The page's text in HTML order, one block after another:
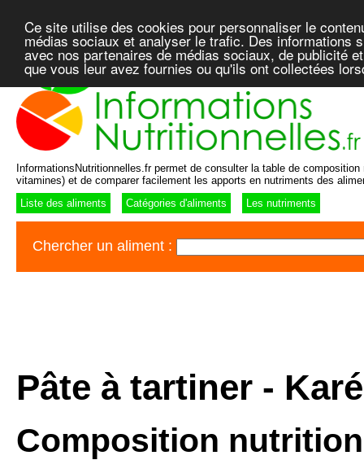
Ce site utilise des cookies pour personnaliser le
médias sociaux et analyser le trafic. Des informations
avec nos partenaires de médias sociaux, de publicité
que vous leur avez fournies ou qu'ils ont collectées
InformationsNutritionnelles.fr permet de consulter la table de
vitamines) et de comparer facilement les apports en nutriments des
Liste des aliments
Catégories d'aliments Les nutriments
Chercher un aliment :
Pâte à tartiner -
Composition